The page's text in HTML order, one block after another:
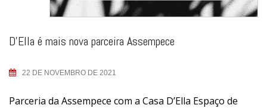
D’Ella é mais nova parceira Assempece
22 DE NOVEMBRO DE 2021
Parceria da Assempece com a Casa D’Ella Espaço de